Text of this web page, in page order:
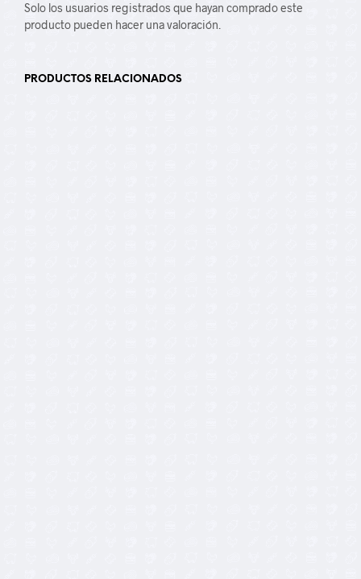
Solo los usuarios registrados que hayan comprado este
producto pueden hacer una valoración.
PRODUCTOS RELACIONADOS